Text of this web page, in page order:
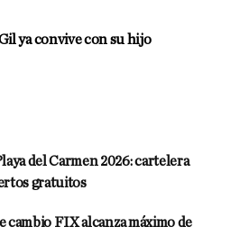
ya convive con su hijo
del Carmen 2026: cartelera
gratuitos
cambio FIX alcanza máximo de